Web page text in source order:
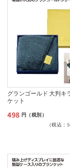
グランゴールド 大判キ
ケット
通
498 円（税別）
（税込：